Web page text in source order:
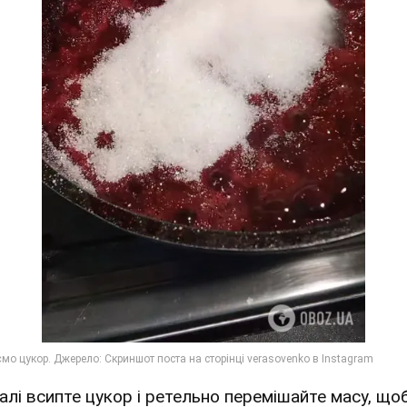
всипте цукор і ретельно перемішайте масу,